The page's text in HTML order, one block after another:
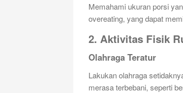
Memahami ukuran porsi
overeating, yang dapat
2. Aktivitas Fisik
Olahraga Teratur
Lakukan olahraga
merasa terbebani, seperti